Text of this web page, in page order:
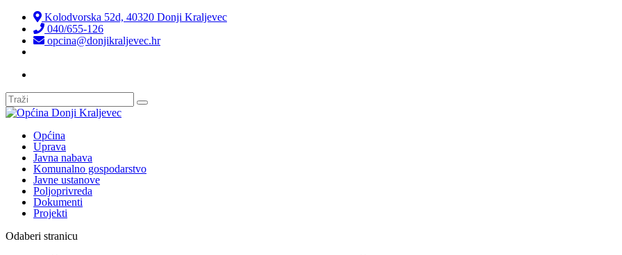
Kolodvorska 52d, 40320 Donji Kraljevec
040/655-126
opcina@donjikraljevec.hr
Općina
Uprava
Javna nabava
Komunalno gospodarstvo
Javne ustanove
Poljoprivreda
Dokumenti
Projekti
Odaberi stranicu